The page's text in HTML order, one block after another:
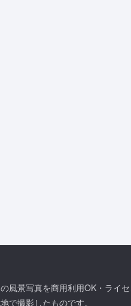
風景写真を商用利用OK・ライ
で撮影したものです。